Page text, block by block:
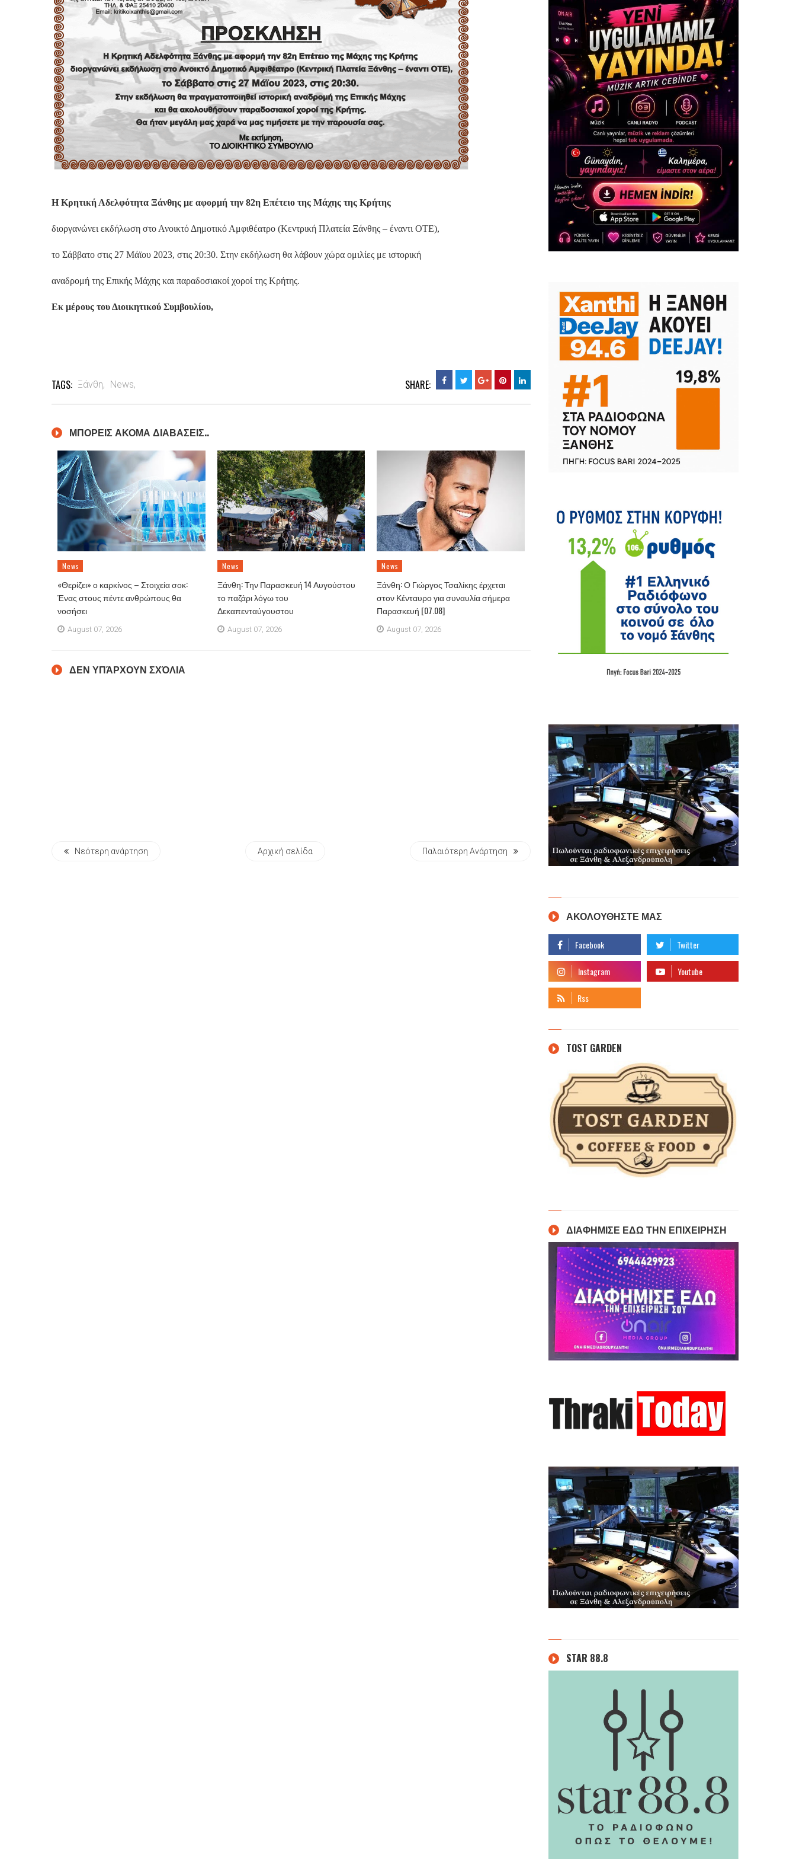
Η Κρητική Αδελφότητα Ξάνθης με αφορμή την 82η Επέτειο της Μάχης της Κρήτης
διοργανώνει εκδήλωση στο Ανοικτό Δημοτικό Αμφιθέατρο (Κεντρική Πλατεία Ξάνθης – έναντι ΟΤΕ),
το Σάββατο στις 27 Μάϊου 2023, στις 20:30. Στην εκδήλωση θα λάβουν χώρα ομιλίες με ιστορική
αναδρομή της Επικής Μάχης και παραδοσιακοί χοροί της Κρήτης.
Εκ μέρους του Διοικητικού Συμβουλίου,
TAGS: Ξάνθη, News, SHARE:
ΜΠΟΡΕΙΣ ΑΚΟΜΑ ΔΙΑΒΑΣΕΙΣ..
News
«Θερίζει» ο καρκίνος – Στοιχεία σοκ:
Ένας στους πέντε ανθρώπους θα
νοσήσει
August 07, 2026
News
Ξάνθη: Την Παρασκευή 14 Αυγούστου
το παζάρι λόγω του
Δεκαπενταύγουστου
August 07, 2026
News
Ξάνθη: Ο Γιώργος Τσαλίκης έρχεται
στον Κένταυρο για συναυλία σήμερα
Παρασκευή [07.08]
August 07, 2026
ΔΕΝ ΥΠΆΡΧΟΥΝ ΣΧΌΛΙΑ
Νεότερη ανάρτηση Αρχική σελίδα Παλαιότερη Ανάρτηση
ΑΚΟΛΟΥΘΗΣΤΕ ΜΑΣ
TOST GARDEN
ΔΙΑΦΗΜΙΣΕ ΕΔΩ ΤΗΝ ΕΠΙΧΕΙΡΗΣΗ
STAR 88.8